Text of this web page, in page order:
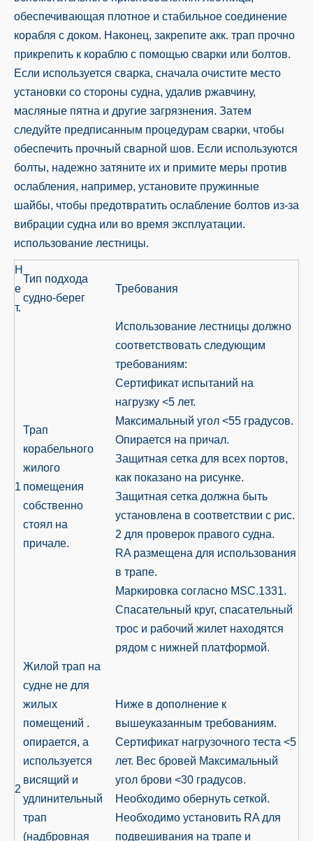
обеспечивающая плотное и стабильное соединение
корабля с доком. Наконец, закрепите акк. трап прочно
прикрепить к кораблю с помощью сварки или болтов.
Если используется сварка, сначала очистите место
установки со стороны судна, удалив ржавчину,
масляные пятна и другие загрязнения. Затем
следуйте предписанным процедурам сварки, чтобы
обеспечить прочный сварной шов. Если используются
болты, надежно затяните их и примите меры против
ослабления, например, установите пружинные
шайбы, чтобы предотвратить ослабление болтов из-за
вибрации судна или во время эксплуатации.
использование лестницы.
Н
е
т.
Тип подхода
судно-берег
Требования
1
Трап
корабельного
жилого
помещения
собственно
стоял на
причале.
Использование лестницы должно
соответствовать следующим
требованиям:
Сертификат испытаний на
нагрузку <5 лет.
Максимальный угол <55 градусов.
Опирается на причал.
Защитная сетка для всех портов,
как показано на рисунке.
Защитная сетка должна быть
установлена ​​в соответствии с рис.
2 для проверок правого судна.
RA размещена для использования
в трапе.
Маркировка согласно MSC.1331.
Спасательный круг, спасательный
трос и рабочий жилет находятся
рядом с нижней платформой.
2
Жилой трап на
судне не для
жилых
помещений .
опирается, а
используется
висящий и
удлинительный
трап
(надбровная
Ниже в дополнение к
вышеуказанным требованиям.
Сертификат нагрузочного теста <5
лет. Вес бровей Максимальный
угол брови <30 градусов.
Необходимо обернуть сеткой.
Необходимо установить RA для
подвешивания на трапе и